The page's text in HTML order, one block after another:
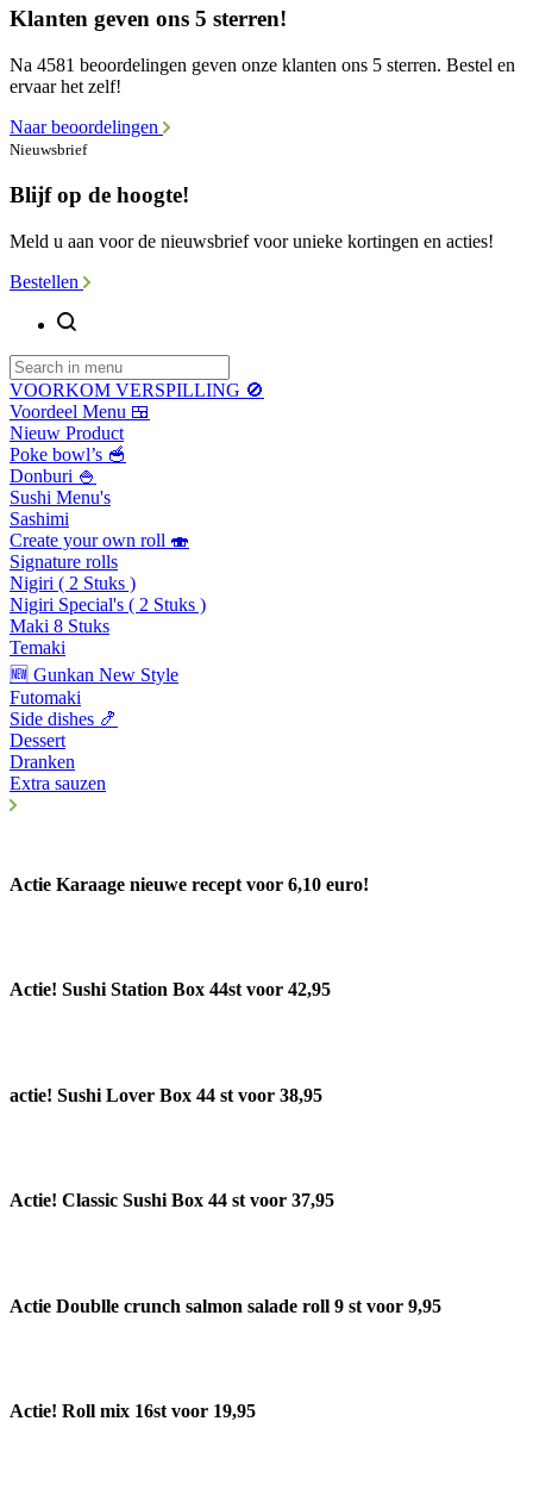
Klanten geven ons 5 sterren!
Na 4581 beoordelingen geven onze klanten ons 5 sterren. Bestel en
ervaar het zelf!
Naar beoordelingen
Nieuwsbrief
Blijf op de hoogte!
Meld u aan voor de nieuwsbrief voor unieke kortingen en acties!
Bestellen
VOORKOM VERSPILLING 🚫
Voordeel Menu 🍱
Nieuw Product
Poke bowl’s 🥣
Donburi 🍚
Sushi Menu's
Sashimi
Create your own roll 🍣
Signature rolls
Nigiri ( 2 Stuks )
Nigiri Special's ( 2 Stuks )
Maki 8 Stuks
Temaki
🆕 Gunkan New Style
Futomaki
Side dishes 🍤
Dessert
Dranken
Extra sauzen
Actie Karaage nieuwe recept voor 6,10 euro!
Actie! Sushi Station Box 44st voor 42,95
actie! Sushi Lover Box 44 st voor 38,95
Actie! Classic Sushi Box 44 st voor 37,95
Actie Doublle crunch salmon salade roll 9 st voor 9,95
Actie! Roll mix 16st voor 19,95